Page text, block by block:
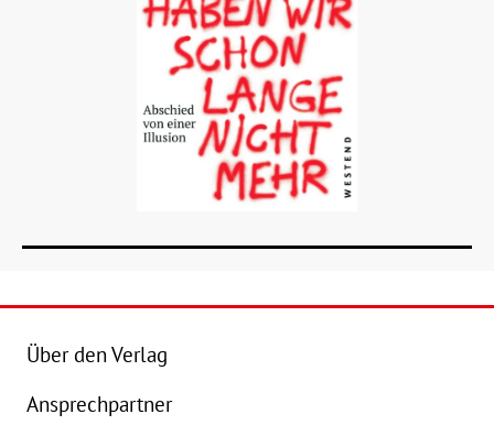
Über den Verlag
Ansprechpartner